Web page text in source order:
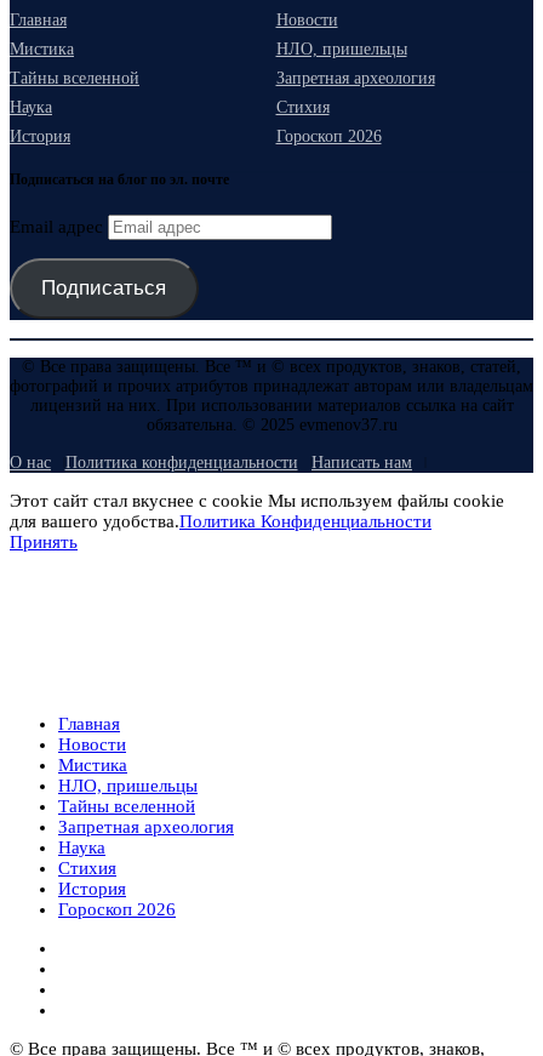
Главная
Новости
Мистика
НЛО, пришельцы
Тайны вселенной
Запретная археология
Наука
Стихия
История
Гороскоп 2026
Подписаться на блог по эл. почте
Email адрес
Подписаться
© Все права защищены. Все ™ и © всех продуктов, знаков, статей,
фотографий и прочих атрибутов принадлежат авторам или владельцам
лицензий на них. При использовании материалов ссылка на сайт
обязательна. © 2025 evmenov37.ru
О нас Политика конфиденциальности Написать нам
Этот сайт стал вкуснее с cookie Мы используем файлы cookie
для вашего удобства.Политика Конфиденциальности
Принять
Главная
Новости
Мистика
НЛО, пришельцы
Тайны вселенной
Запретная археология
Наука
Стихия
История
Гороскоп 2026
© Все права защищены. Все ™ и © всех продуктов, знаков,